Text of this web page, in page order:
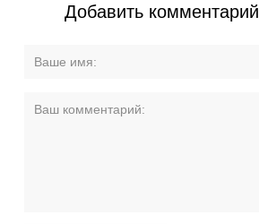
Добавить комментарий